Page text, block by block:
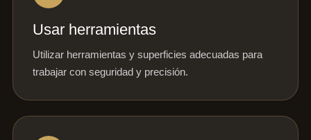
Usar herramientas
Utilizar herramientas y superficies adecuadas para
trabajar con seguridad y precisión.